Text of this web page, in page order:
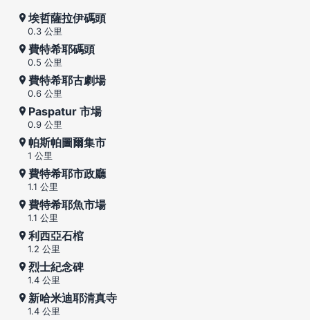
埃哲薩拉伊碼頭
0.3 公里
費特希耶碼頭
0.5 公里
費特希耶古劇場
0.6 公里
Paspatur 市場
0.9 公里
帕斯帕圖爾集市
1 公里
費特希耶市政廳
1.1 公里
費特希耶魚市場
1.1 公里
利西亞石棺
1.2 公里
烈士紀念碑
1.4 公里
新哈米迪耶清真寺
1.4 公里